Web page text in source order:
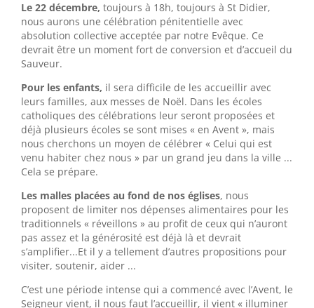
Le 22 décembre, toujours à 18h, toujours à St Didier,
nous aurons une célébration pénitentielle avec
absolution collective acceptée par notre Evêque. Ce
devrait être un moment fort de conversion et d’accueil du
Sauveur.
Pour les enfants, il sera difficile de les accueillir avec
leurs familles, aux messes de Noël. Dans les écoles
catholiques des célébrations leur seront proposées et
déjà plusieurs écoles se sont mises « en Avent », mais
nous cherchons un moyen de célébrer « Celui qui est
venu habiter chez nous » par un grand jeu dans la ville ...
Cela se prépare.
Les malles placées au fond de nos églises, nous
proposent de limiter nos dépenses alimentaires pour les
traditionnels « réveillons » au profit de ceux qui n’auront
pas assez et la générosité est déjà là et devrait
s’amplifier...Et il y a tellement d’autres propositions pour
visiter, soutenir, aider ...
C’est une période intense qui a commencé avec l’Avent, le
Seigneur vient, il nous faut l’accueillir, il vient « illuminer